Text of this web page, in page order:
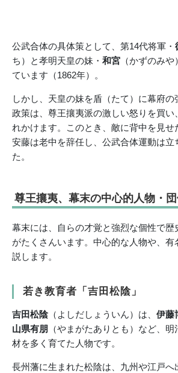
公武合体の具体策として、第14代将軍・
ち）と孝明天皇の妹・ 和宮 （かずのみ
ています（1862年）。
しかし、天皇の妹を盾（たて）に幕府の
政策は、尊王攘夷派の激しい怒りを買い
れかけます。このとき、敵に背中を見せ
安藤は老中を辞任し、公武合体運動は立
た。
尊王攘夷、幕末の中心的人物・
幕末には、自らの才覚と強烈な個性で歴
がたくさんいます。中心的な人物や、
説します。
若き教育者「吉田松陰」
吉田松陰 （よしだしょういん）は、 伊藤
山県有朋
（やまがたありとも）など、
材を多く育てた人物です。
長州藩に生まれた松陰は、九州や江戸へ